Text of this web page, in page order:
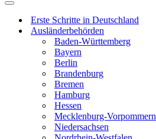
Navigations-
Erste Schritte in Deutschland
Ausländerbehörden
Baden-Württemberg
Bayern
Berlin
Brandenburg
Bremen
Hamburg
Hessen
Mecklenburg-Vorpommern
Niedersachsen